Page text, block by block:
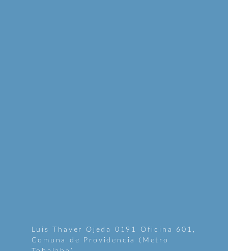
Luis Thayer Ojeda 0191 Oficina 601,
Comuna de Providencia (Metro